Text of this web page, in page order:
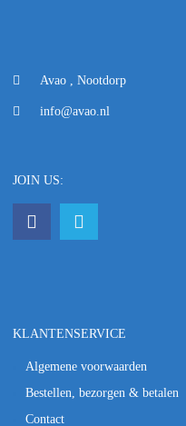
Avao , Nootdorp
info@avao.nl
JOIN US:
KLANTENSERVICE
Algemene voorwaarden
Bestellen, bezorgen & betalen
Contact